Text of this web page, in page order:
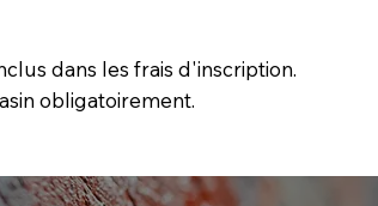
dans les frais d'inscription.
obligatoirement.